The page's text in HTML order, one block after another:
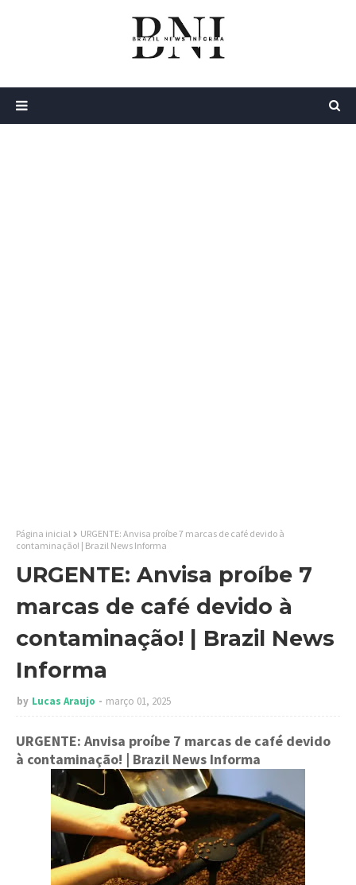
Página inicial
URGENTE: Anvisa proíbe 7 marcas de café devido à
contaminação! | Brazil News Informa
URGENTE: Anvisa proíbe 7
marcas de café devido à
contaminação! | Brazil News
Informa
by Lucas Araujo março 01, 2025
URGENTE: Anvisa proíbe 7 marcas de café devido
à contaminação! | Brazil News Informa